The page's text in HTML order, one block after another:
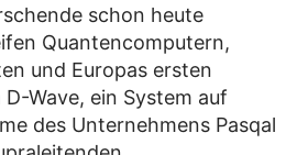
schon heute
Quantencomputern,
und Europas ersten
Wave, ein System auf
des Unternehmens Pasqal